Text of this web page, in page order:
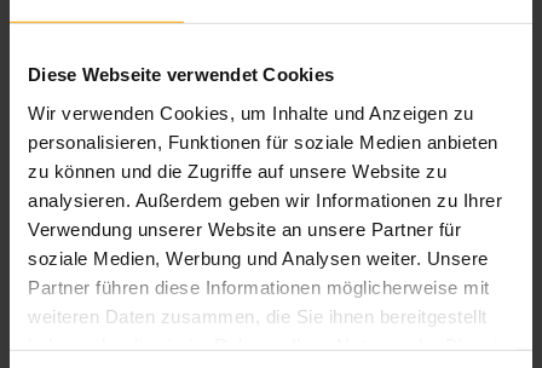
Diese Webseite verwendet Cookies
Wir verwenden Cookies, um Inhalte und Anzeigen zu
personalisieren, Funktionen für soziale Medien anbieten
zu können und die Zugriffe auf unsere Website zu
analysieren. Außerdem geben wir Informationen zu Ihrer
Verwendung unserer Website an unsere Partner für
soziale Medien, Werbung und Analysen weiter. Unsere
Partner führen diese Informationen möglicherweise mit
weiteren Daten zusammen, die Sie ihnen bereitgestellt
Super Team
Viel Verantwortung
Jetzt bewerben:service@sonnenapotheke.com
Archiv
Dezember 2024 (1 Artikel)